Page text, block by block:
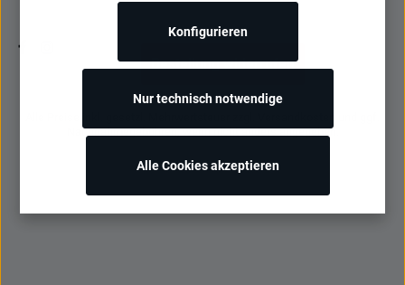
Bestellung widerrufen
Nachnahmegebühren, wenn nicht anders angegeben.
Nur technisch notwendige
Konfigurieren
Alle Cookies akzeptieren